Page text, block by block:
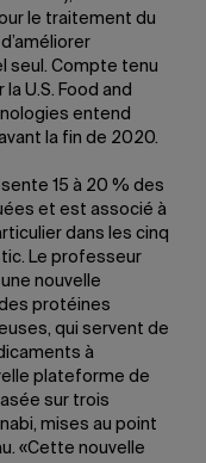
le traitement du
seul. Compte tenu
U.S. Food and
entend
la fin de 2020.
15 à 20 % des
et est associé à
dans les cinq
Le professeur
nouvelle
protéines
qui servent de
à
plateforme de
sur trois
mises au point
«Cette nouvelle